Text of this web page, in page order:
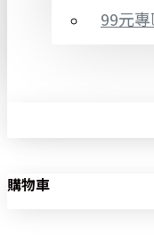
99元
購物車